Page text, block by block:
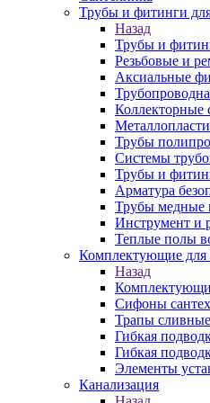
Трубы и фитинги
Назад
Трубы и
Резьбовые и
Аксиальные
Коллекторные
Трубы
Системы
Трубы и
Арматура
Трубы медные
Инструмент и
Теплые полы
Комплектующие для
Назад
Сифоны
Трапы сливные
Гибкая
Гибкая
Элементы
Канализация